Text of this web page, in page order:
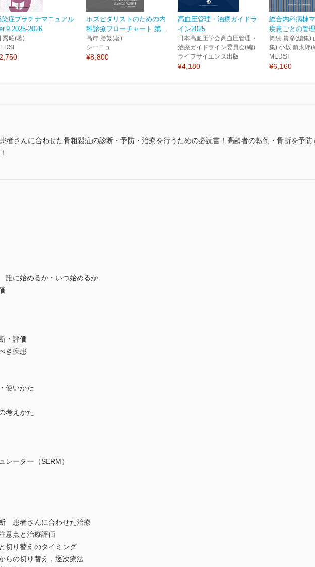
染症プラチナマニュアル
2025-2026
秀昭(著)
ホスピタリストのための内
科診療フローチャート 第...
髙岸 勝繁(著)
シーニュ
¥8,800
高血圧管理・治療ガイドラ
イン2025
日本高血圧学会高血圧管理・
治療ガイドライン委員会(編)
ライフサイエンス出版
¥4,180
総合内科病棟
疾患ごとの管理
筒泉 貴彦(編集)
集) 小坂 鎮太郎(
MEDSI
¥6,160
者さんに合わせた骨粗鬆症の診断・予防・治療を行うための必読書！高齢者の転倒・骨折を予防
に始めるか・いつ始めるか
・評価
き疾患
使いかた
考えかた
レーター（SERM）
患者さんに合わせた治療
意点と治療評価
切り替えのタイミング
らの切り替え，逐次療法